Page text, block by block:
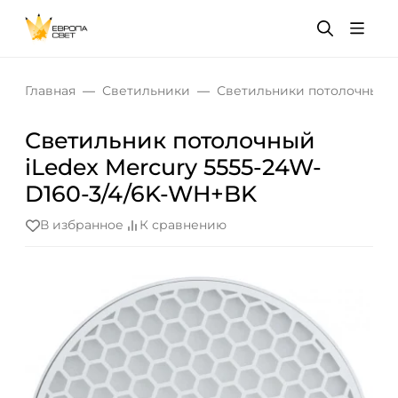
Главная Светильники Светильники потолочные
Светильник потолочный
iLedex Mercury 5555-24W-
D160-3/4/6K-WH+BK
В избранное К сравнению